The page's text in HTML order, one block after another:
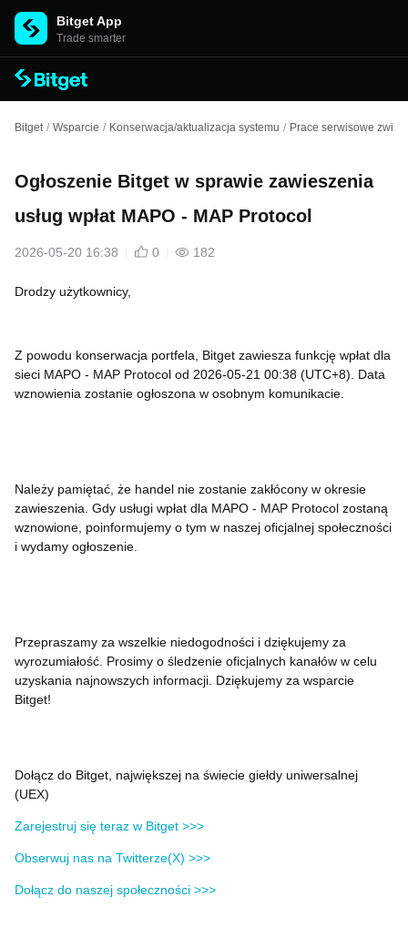
Bitget App
Trade smarter
Bitget / Wsparcie / Konserwacja/aktualizacja systemu / Prace serwisowe
Ogłoszenie Bitget w sprawie zawieszenia
usług wpłat MAPO - MAP Protocol
2026-05-20 16:38 0 182
Drodzy użytkownicy,
Z powodu konserwacja portfela, Bitget zawiesza funkcję wpłat dla
sieci MAPO - MAP Protocol od 2026-05-21 00:38 (UTC+8). Data
wznowienia zostanie ogłoszona w osobnym komunikacie.
Należy pamiętać, że handel nie zostanie zakłócony w okresie
zawieszenia. Gdy usługi wpłat dla MAPO - MAP Protocol zostaną
wznowione, poinformujemy o tym w naszej oficjalnej społeczności
i wydamy ogłoszenie.
Przepraszamy za wszelkie niedogodności i dziękujemy za
wyrozumiałość. Prosimy o śledzenie oficjalnych kanałów w celu
uzyskania najnowszych informacji. Dziękujemy za wsparcie
Bitget!
Dołącz do Bitget, największej na świecie giełdy uniwersalnej
(UEX)
Zarejestruj się teraz w Bitget >>>
Obserwuj nas na Twitterze(X) >>>
Dołącz do naszej społeczności >>>